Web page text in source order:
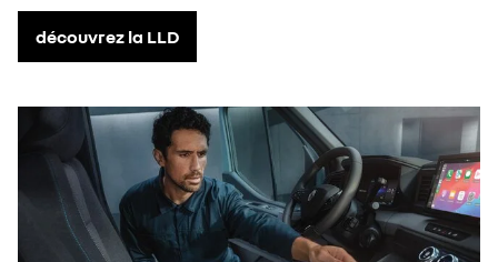
découvrez la LLD